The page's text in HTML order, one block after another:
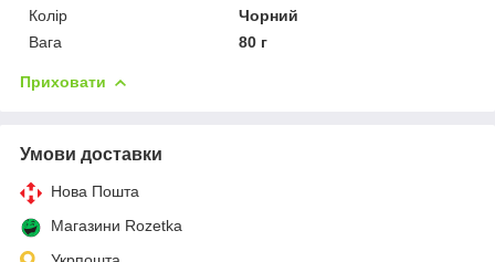
Колір
Чорний
Вага
80 г
Приховати
Умови доставки
Нова Пошта
Магазини Rozetka